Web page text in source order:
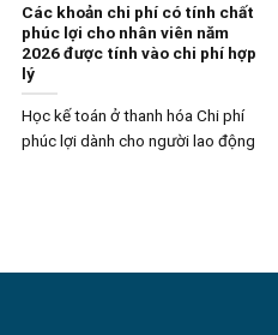
Các khoản chi phí có tính chất
phúc lợi cho nhân viên năm
2026 được tính vào chi phí hợp
lý
Học kế toán ở thanh hóa Chi phí
phúc lợi dành cho người lao động